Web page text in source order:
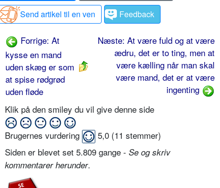
Send artikel til en ven
Feedback
Forrige: At
kysse en mand
uden skæg er som
at spise rødgrød
uden fløde
Næste: At være fuld og at være
ædru, det er to ting, men at
være kælling når man skal
være mand, det er at være
ingenting
Klik på den smiley du vil give denne side
Brugernes vurdering 5,0 (11 stemmer)
Siden er blevet set 5.809 gange - Se og skriv
kommentarer herunder.